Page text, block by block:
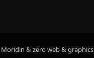
Moridin & zero web & graphics